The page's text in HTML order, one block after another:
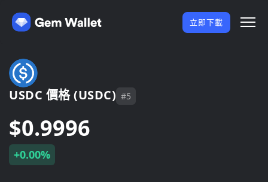
立即下載
USDC 價格 (USDC) #5
$0.9996
+0.00%